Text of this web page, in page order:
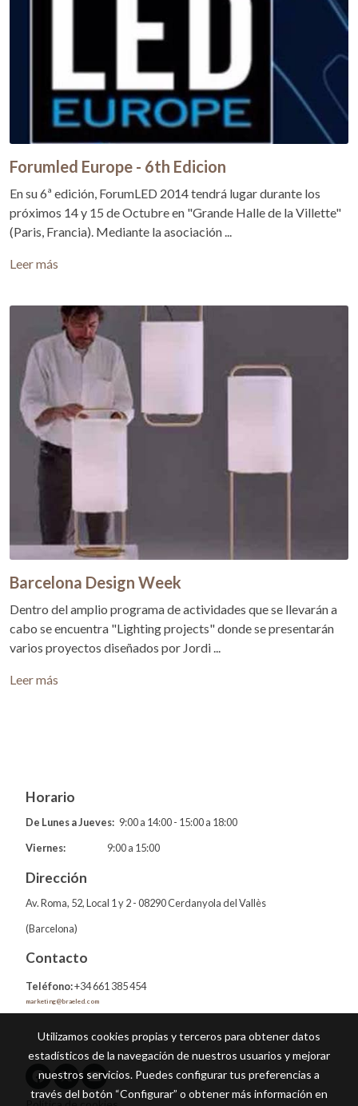
Forumled Europe - 6th Edicion
En su 6ª edición, ForumLED 2014 tendrá lugar durante los
próximos 14 y 15 de Octubre en "Grande Halle de la Villette"
(Paris, Francia). Mediante la asociación ...
Leer más
Barcelona Design Week
Dentro del amplio programa de actividades que se llevarán a
cabo se encuentra "Lighting projects" donde se presentarán
varios proyectos diseñados por Jordi ...
Leer más
Horario
De Lunes a Jueves: 9:00 a 14:00 - 15:00 a 18:00
Viernes: 9:00 a 15:00
Dirección
Av. Roma, 52, Local 1 y 2 - 08290 Cerdanyola del Vallès
(Barcelona)
Contacto
Teléfono:+34 661 385 454
marketing@braeled.com
Utilizamos cookies propias y terceros para obtener datos
estadísticos de la navegación de nuestros usuarios y mejorar
nuestros servicios. Puedes configurar tus preferencias a
través del botón “Configurar” o obtener más información en